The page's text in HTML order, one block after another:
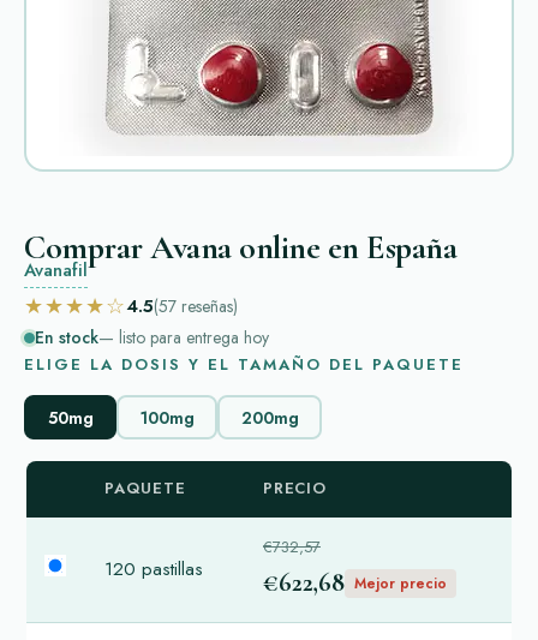
Comprar Avana online en España
Avanafil
★★★★☆4.5(57 reseñas)
En stock— listo para entrega hoy
ELIGE LA DOSIS Y EL TAMAÑO DEL PAQUETE
50mg 100mg 200mg
PAQUETE PRECIO
120 pastillas
€732,57
€622,68 Mejor precio